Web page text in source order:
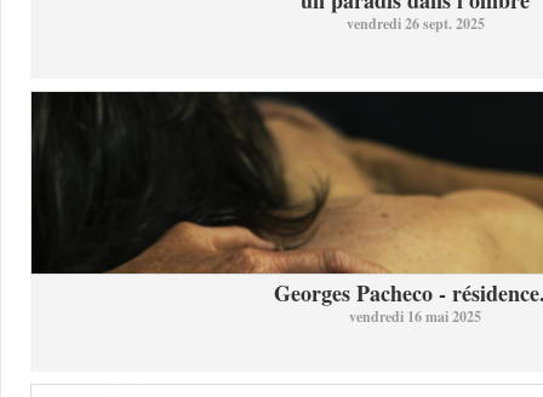
vendredi 26 sept. 2025
Georges Pacheco -
vendredi 16 mai 2025